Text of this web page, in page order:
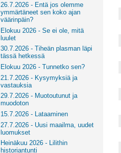
26.7.2026 - Entä jos olemme
ymmärtäneet sen koko ajan
väärinpäin?
Elokuu 2026 - Se ei ole, mitä
luulet
30.7.2026 - Tiheän plasman läpi
tässä hetkessä
Elokuu 2026 - Tunnetko sen?
21.7.2026 - Kysymyksiä ja
vastauksia
29.7.2026 - Muotoutunut ja
muodoton
15.7.2026 - Lataaminen
27.7.2026 - Uusi maailma, uudet
luomukset
Heinäkuu 2026 - Lilithin
historiantunti